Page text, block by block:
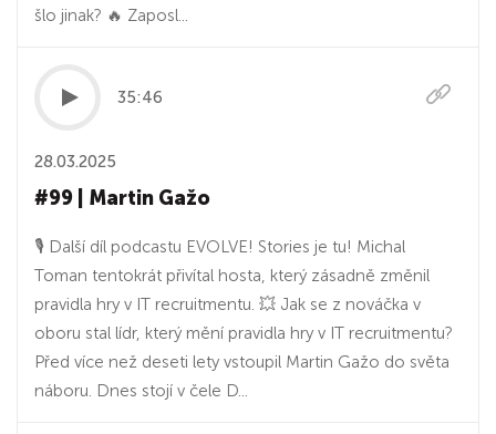
šlo jinak? 🔥 Zaposl...
35:46
28.03.2025
#99 | Martin Gažo
🎙️ Další díl podcastu EVOLVE! Stories je tu! Michal
Toman tentokrát přivítal hosta, který zásadně změnil
pravidla hry v IT recruitmentu. 💥 Jak se z nováčka v
oboru stal lídr, který mění pravidla hry v IT recruitmentu?
Před více než deseti lety vstoupil Martin Gažo do světa
náboru. Dnes stojí v čele D...